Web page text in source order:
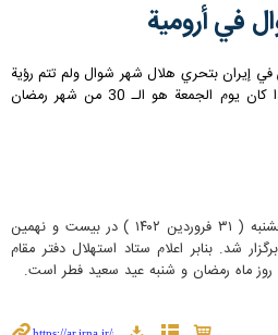
في أرومية
في إيران بتحري هلال شهر شوال ولم تتم رؤية
الهلال في غروب اليوم الخميس لذا كان يوم الجمعة هو الـ 30 من شهر رمضان
مراسم استهلال ماه شوال عصر پنجشنبه ( ۳۱ فروردین ۱۴۰۲ ) در بیست و نهمین
شد. بنابر اعلام ستاد استهلال دفتر مقام
ماه رمضان و شنبه عید سعید فطر است.